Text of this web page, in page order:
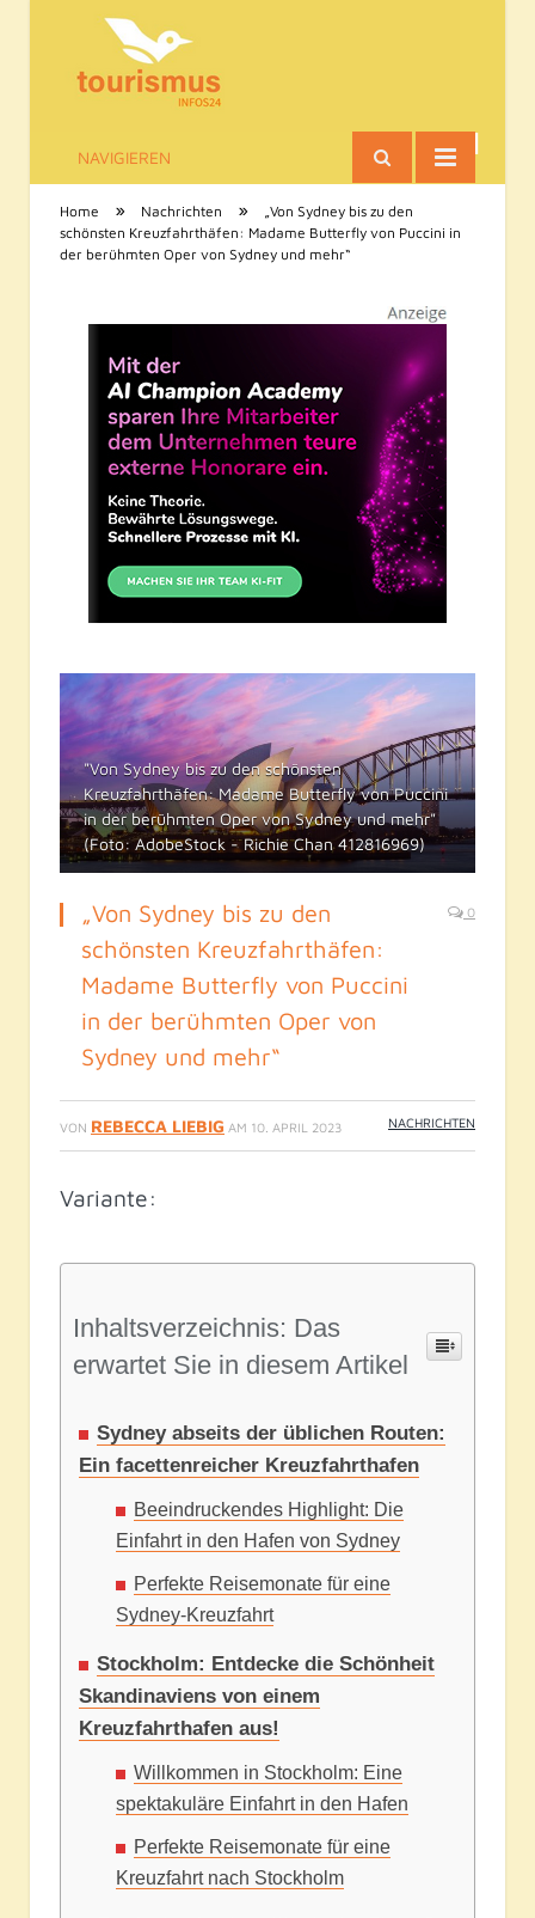
Tourismus-Infos
NAVIGIEREN
Home » Nachrichten »
„Von Sydney bis zu den
schönsten Kreuzfahrthäfen: Madame Butterfly von Puccini in
der berühmten Oper von Sydney und mehr“
"Von Sydney bis zu den schönsten
Kreuzfahrthäfen: Madame Butterfly von Puccini
in der berühmten Oper von Sydney und mehr"
(Foto: AdobeStock - Richie Chan 412816969)
„Von Sydney bis zu den
schönsten Kreuzfahrthäfen:
Madame Butterfly von Puccini
in der berühmten Oper von
Sydney und mehr“
0
VON REBECCA LIEBIG AM 10. APRIL 2023 NACHRICHTEN
Variante:
Inhaltsverzeichnis: Das
erwartet Sie in diesem Artikel
Sydney abseits der üblichen Routen:
Ein facettenreicher Kreuzfahrthafen
Beeindruckendes Highlight: Die
Einfahrt in den Hafen von Sydney
Perfekte Reisemonate für eine
Sydney-Kreuzfahrt
Stockholm: Entdecke die Schönheit
Skandinaviens von einem
Kreuzfahrthafen aus!
Willkommen in Stockholm: Eine
spektakuläre Einfahrt in den Hafen
Perfekte Reisemonate für eine
Kreuzfahrt nach Stockholm